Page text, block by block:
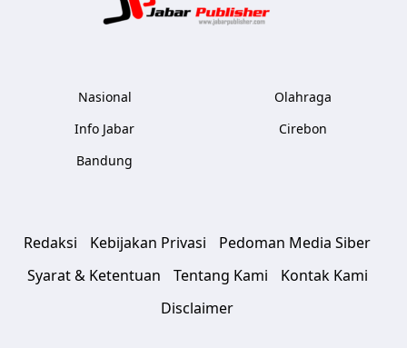
Nasional
Info Jabar
Bandung
Olahraga
Cirebon
Redaksi Kebijakan Privasi
Pedoman Media Siber
Syarat & Ketentuan
Tentang Kami
Kontak Kami
Disclaimer